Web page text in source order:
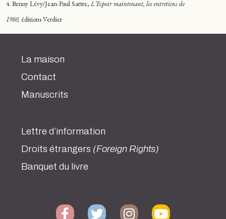
4. Benny Lévy/Jean-Paul Sartre, L’Espoir maintenant, les entretiens de
1980, éditions Verdier
La maison
Contact
Manuscrits
Lettre d’information
Droits étrangers (Foreign Rights)
Banquet du livre